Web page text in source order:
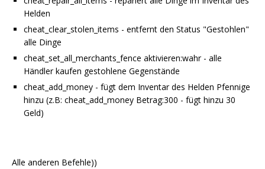
Helden
cheat_clear_stolen_items - entfernt den Status "Gestohlen"
alle Dinge
cheat_set_all_merchants_fence aktivieren:wahr - alle
Händler kaufen gestohlene Gegenstände
cheat_add_money - fügt dem Inventar des Helden Pfennige
hinzu (z.B: cheat_add_money Betrag:300 - fügt hinzu 30
Geld)
Alle anderen Befehle))